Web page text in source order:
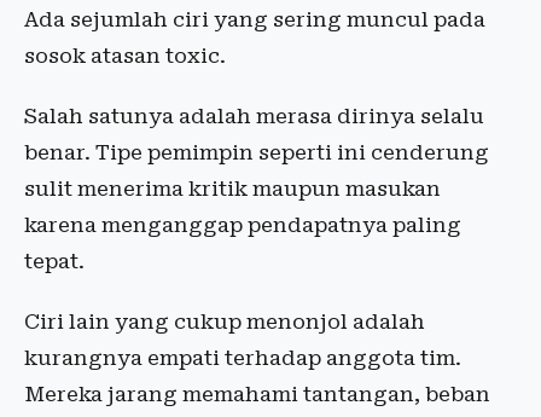
Ada sejumlah ciri yang sering muncul pada
sosok atasan toxic.
Salah satunya adalah merasa dirinya selalu
benar. Tipe pemimpin seperti ini cenderung
sulit menerima kritik maupun masukan
karena menganggap pendapatnya paling
tepat.
Ciri lain yang cukup menonjol adalah
kurangnya empati terhadap anggota tim.
Mereka jarang memahami tantangan, beban